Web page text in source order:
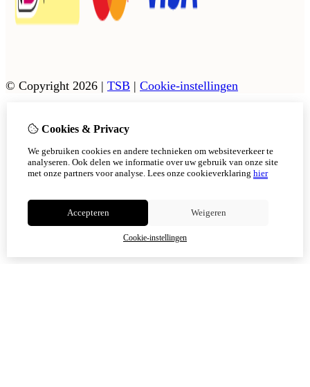
© Copyright 2026 | TSB | Cookie-instellingen
Cookies & Privacy
We gebruiken cookies en andere technieken om websiteverkeer te
analyseren. Ook delen we informatie over uw gebruik van onze site
met onze partners voor analyse. Lees onze cookieverklaring hier
Accepteren Weigeren
Cookie-instellingen
Vanaf 17 augustus zijn onze afhaalpunten in Tholen en
Scherpenisse weer geopend.
In Sint Philipsland kan er op afsppraak afgehaals worden,